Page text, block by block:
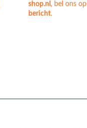
shop.nl , bel ons op
bericht.